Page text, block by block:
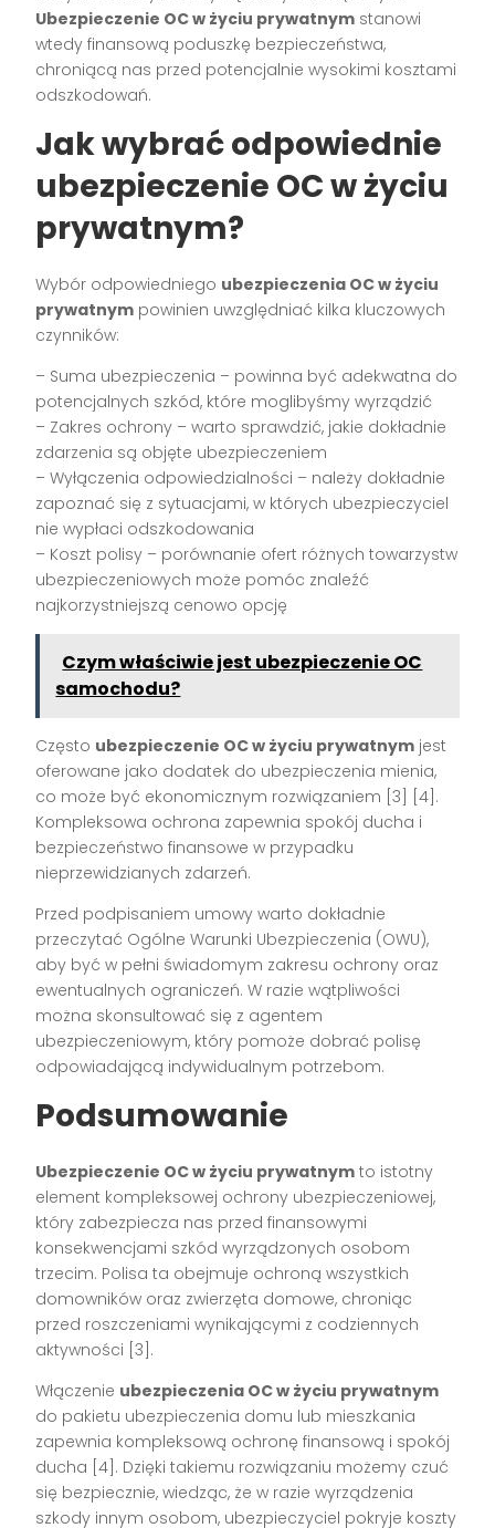
Ubezpieczenie OC w życiu prywatnym stanowi
wtedy finansową poduszkę bezpieczeństwa,
chroniącą nas przed potencjalnie wysokimi kosztami
odszkodowań.
Jak wybrać odpowiednie
ubezpieczenie OC w życiu
prywatnym?
Wybór odpowiedniego ubezpieczenia OC w życiu
prywatnym powinien uwzględniać kilka kluczowych
czynników:
– Suma ubezpieczenia – powinna być adekwatna do
potencjalnych szkód, które moglibyśmy wyrządzić
– Zakres ochrony – warto sprawdzić, jakie dokładnie
zdarzenia są objęte ubezpieczeniem
– Wyłączenia odpowiedzialności – należy dokładnie
zapoznać się z sytuacjami, w których ubezpieczyciel
nie wypłaci odszkodowania
– Koszt polisy – porównanie ofert różnych towarzystw
ubezpieczeniowych może pomóc znaleźć
najkorzystniejszą cenowo opcję
Czym właściwie jest ubezpieczenie OC
samochodu?
Często ubezpieczenie OC w życiu prywatnym jest
oferowane jako dodatek do ubezpieczenia mienia,
co może być ekonomicznym rozwiązaniem [3] [4].
Kompleksowa ochrona zapewnia spokój ducha i
bezpieczeństwo finansowe w przypadku
nieprzewidzianych zdarzeń.
Przed podpisaniem umowy warto dokładnie
przeczytać Ogólne Warunki Ubezpieczenia (OWU),
aby być w pełni świadomym zakresu ochrony oraz
ewentualnych ograniczeń. W razie wątpliwości
można skonsultować się z agentem
ubezpieczeniowym, który pomoże dobrać polisę
odpowiadającą indywidualnym potrzebom.
Podsumowanie
Ubezpieczenie OC w życiu prywatnym to istotny
element kompleksowej ochrony ubezpieczeniowej,
który zabezpiecza nas przed finansowymi
konsekwencjami szkód wyrządzonych osobom
trzecim. Polisa ta obejmuje ochroną wszystkich
domowników oraz zwierzęta domowe, chroniąc
przed roszczeniami wynikającymi z codziennych
aktywności [3].
Włączenie ubezpieczenia OC w życiu prywatnym
do pakietu ubezpieczenia domu lub mieszkania
zapewnia kompleksową ochronę finansową i spokój
ducha [4]. Dzięki takiemu rozwiązaniu możemy czuć
się bezpiecznie, wiedząc, że w razie wyrządzenia
szkody innym osobom, ubezpieczyciel pokryje koszty